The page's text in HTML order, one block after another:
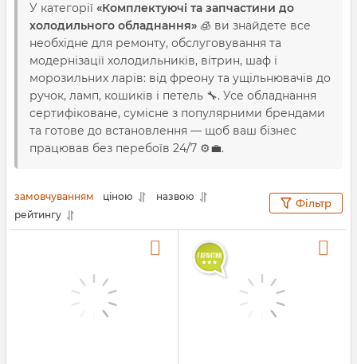
У категорії «Комплектуючі та запчастини до
холодильного обладнання» 🧊 ви знайдете все
необхідне для ремонту, обслуговування та
модернізації холодильників, вітрин, шаф і
морозильних ларів: від фреону та ущільнювачів до
ручок, ламп, кошиків і петель 🔧. Усе обладнання
сертифіковане, сумісне з популярними брендами
та готове до встановлення — щоб ваш бізнес
працював без перебоїв 24/7 ⚙️💼.
замовчуванням ціною
назвою
рейтингу
Фільтр